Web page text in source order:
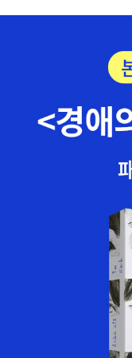
로 바라볼 때에 아름다
래/최종규 . 청소년문학
고래를 상상한다.로힝
이라고 한다.로힝야조
대로 쓴 소설이라고 한
잘 담아내고 있는 소설
할 조치는 아직도 많이
난민들이 겪는 참상과
을 보여주는 소설이다.
함께 사는 세상에 서로
은 그렇지가 않다.종교
쫓겨난다.모두가 함께
국제 난민 문제에 대해
등과 아픔에 대해서 관
서 불행만을 보여주지